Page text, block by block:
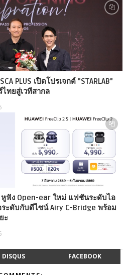
PLUS เปิดโปรเจกต์ "STARLAB"
ทยสู่เวทีสากล
หูฟัง Open-ear ใหม่ แฟชันระดับไอ
ะดับกับดีไซน์ Airy C-Bridge พร้อม
ะ
DISQUS FACEBOOK